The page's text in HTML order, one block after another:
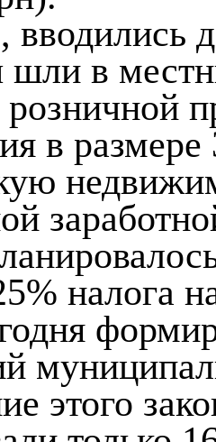
вводились
шли в
в
налога
этого